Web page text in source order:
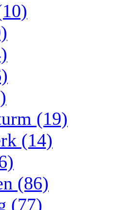
(19)
(14)
(86)
(77)